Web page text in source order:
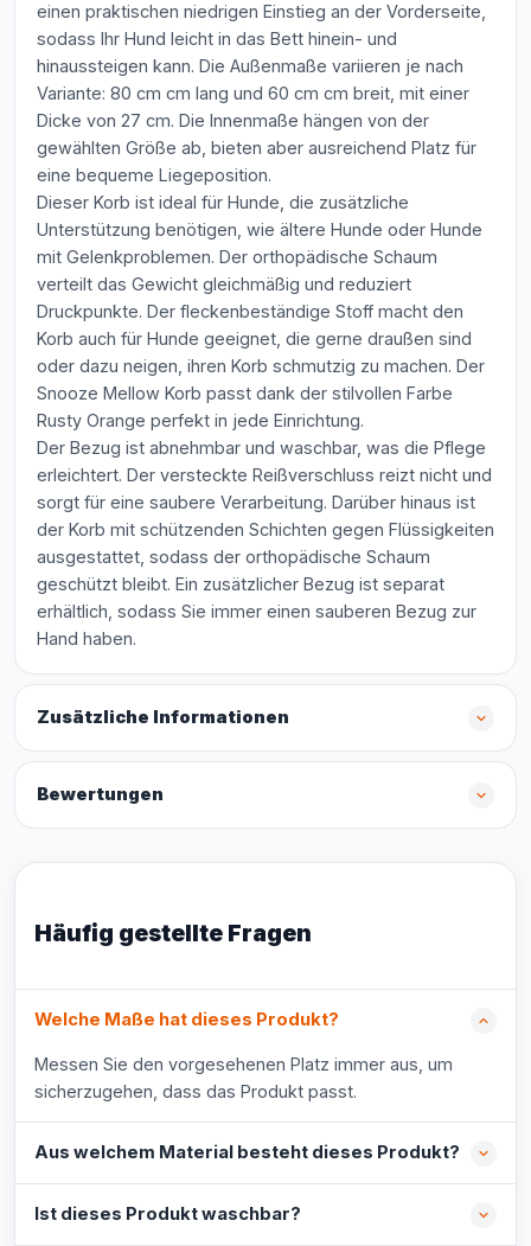
einen praktischen niedrigen Einstieg an der Vorderseite,
sodass Ihr Hund leicht in das Bett hinein- und
hinaussteigen kann. Die Außenmaße variieren je nach
Variante: 80 cm cm lang und 60 cm cm breit, mit einer
Dicke von 27 cm. Die Innenmaße hängen von der
gewählten Größe ab, bieten aber ausreichend Platz für
eine bequeme Liegeposition.
Dieser Korb ist ideal für Hunde, die zusätzliche
Unterstützung benötigen, wie ältere Hunde oder Hunde
mit Gelenkproblemen. Der orthopädische Schaum
verteilt das Gewicht gleichmäßig und reduziert
Druckpunkte. Der fleckenbeständige Stoff macht den
Korb auch für Hunde geeignet, die gerne draußen sind
oder dazu neigen, ihren Korb schmutzig zu machen. Der
Snooze Mellow Korb passt dank der stilvollen Farbe
Rusty Orange perfekt in jede Einrichtung.
Der Bezug ist abnehmbar und waschbar, was die Pflege
erleichtert. Der versteckte Reißverschluss reizt nicht und
sorgt für eine saubere Verarbeitung. Darüber hinaus ist
der Korb mit schützenden Schichten gegen Flüssigkeiten
ausgestattet, sodass der orthopädische Schaum
geschützt bleibt. Ein zusätzlicher Bezug ist separat
erhältlich, sodass Sie immer einen sauberen Bezug zur
Hand haben.
Zusätzliche Informationen
Bewertungen
Häufig gestellte Fragen
Welche Maße hat dieses Produkt?
Messen Sie den vorgesehenen Platz immer aus, um
sicherzugehen, dass das Produkt passt.
Aus welchem Material besteht dieses Produkt?
Ist dieses Produkt waschbar?